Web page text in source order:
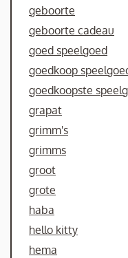
geboorte
geboorte cadeau
goed speelgoed
goedkoop
goedkoopste
grapat
grimm's
grimms
groot
grote
haba
hello kitty
hema